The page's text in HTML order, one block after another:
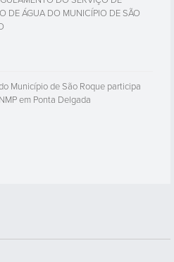
DE ÁGUA DO MUNICÍPIO DE SÃO
Município de São Roque participa
em Ponta Delgada